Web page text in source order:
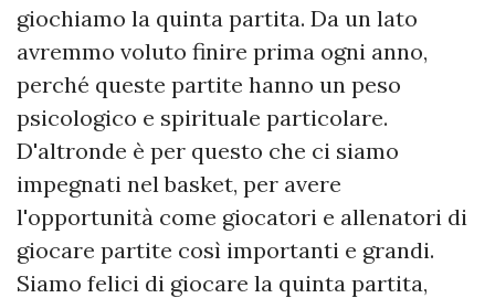
giochiamo la quinta partita. Da un lato
avremmo voluto finire prima ogni anno,
perché queste partite hanno un peso
psicologico e spirituale particolare.
D'altronde è per questo che ci siamo
impegnati nel basket, per avere
l'opportunità come giocatori e allenatori di
giocare partite così importanti e grandi.
Siamo felici di giocare la quinta partita,